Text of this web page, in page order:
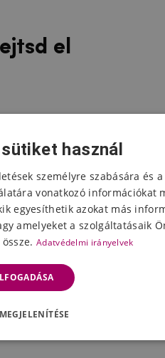
el
használ
személyre szabására és
vonatkozó információkat
egyesíthetik azokat más
amelyeket a szolgáltatásaik
Adatvédelmi irányelvek